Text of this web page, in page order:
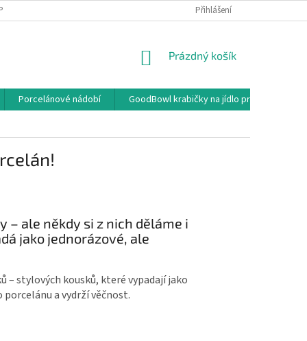
OCHRANY OSOBNÍCH ÚDAJŮ OBCHODNÍ PODMÍNKY
Přihlášení
NÁKUPNÍ
Prázdný košík
Porcelánové nádobí GoodBowl krabičky na jídlo pro rozvoz a
– ale někdy si z nich děláme i
jako jednorázové, ale
– stylových kousků, které vypadají jako
a vydrží věčnost.